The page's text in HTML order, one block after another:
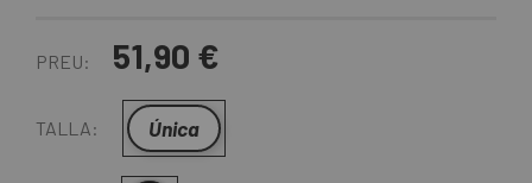
PREU: 51,90 €
TALLA: Única